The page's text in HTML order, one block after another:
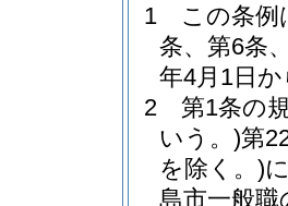
1
この条例
条、第6条
年4月1日
2
第1条の
いう。)第
を除く。)
島市一般職